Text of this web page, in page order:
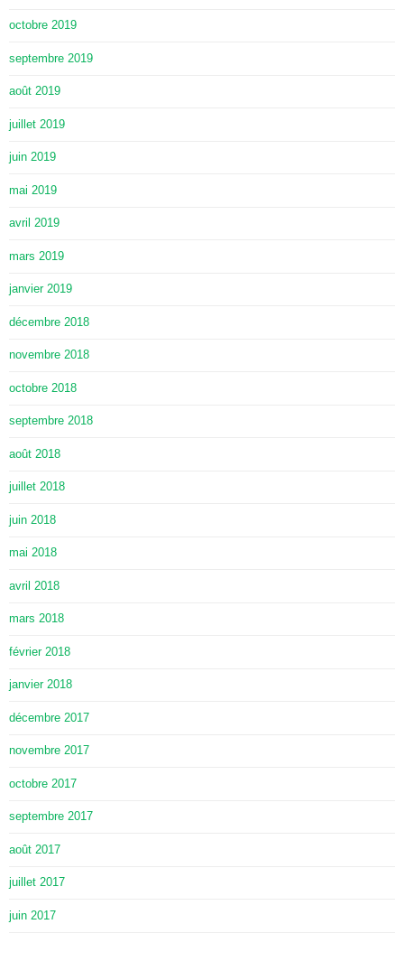
octobre 2019
septembre 2019
août 2019
juillet 2019
juin 2019
mai 2019
avril 2019
mars 2019
janvier 2019
décembre 2018
novembre 2018
octobre 2018
septembre 2018
août 2018
juillet 2018
juin 2018
mai 2018
avril 2018
mars 2018
février 2018
janvier 2018
décembre 2017
novembre 2017
octobre 2017
septembre 2017
août 2017
juillet 2017
juin 2017